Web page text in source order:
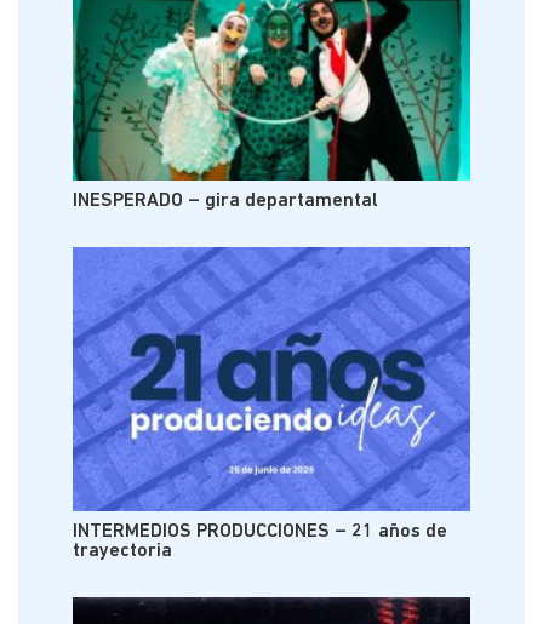
INESPERADO – gira departamental
INTERMEDIOS PRODUCCIONES – 21 años de
trayectoria